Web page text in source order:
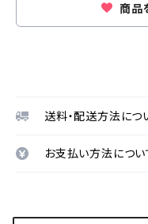
商品
送料・配送方法につ
お支払い方法につい